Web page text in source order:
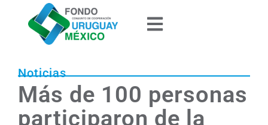
Noticias
Más de 100 personas
participaron de la